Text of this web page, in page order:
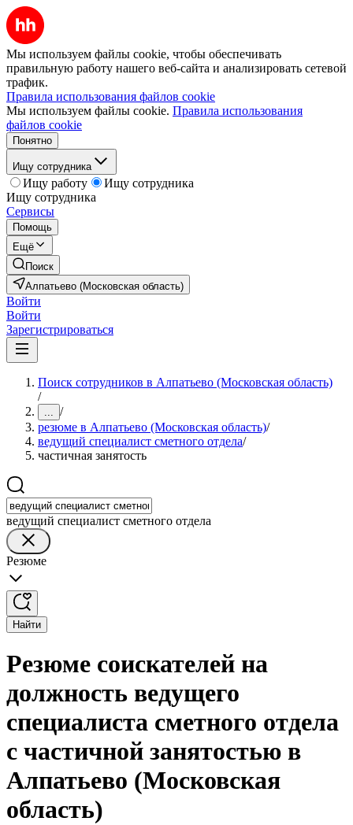
Мы используем файлы cookie, чтобы обеспечивать
правильную работу нашего веб-сайта и анализировать сетевой
трафик.
Правила использования файлов cookie
Мы используем файлы cookie. Правила использования
файлов cookie
Понятно
Ищу сотрудника
Ищу работу
Ищу сотрудника
Ищу сотрудника
Сервисы
Помощь
Ещё
Поиск
Алпатьево (Московская область)
Войти
Войти
Зарегистрироваться
Поиск сотрудников в Алпатьево (Московская область)
/
... /
резюме в Алпатьево (Московская область)/
ведущий специалист сметного отдела/
частичная занятость
ведущий специалист сметного отдела
Резюме
Найти
Резюме соискателей на
должность ведущего
специалиста сметного отдела
с частичной занятостью в
Алпатьево (Московская
область)